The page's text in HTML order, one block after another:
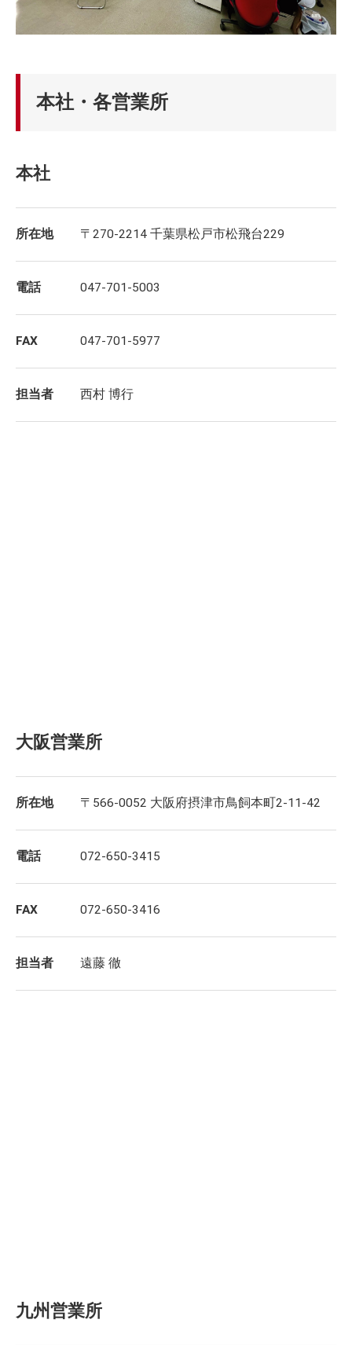
本社・各営業所
本社
所在地 〒270-2214 千葉県松戸市松飛台229
電話 047-701-5003
FAX 047-701-5977
担当者 西村 博行
大阪営業所
所在地 〒566-0052 大阪府摂津市鳥飼本町2-11-42
電話 072-650-3415
FAX 072-650-3416
担当者 遠藤 徹
九州営業所